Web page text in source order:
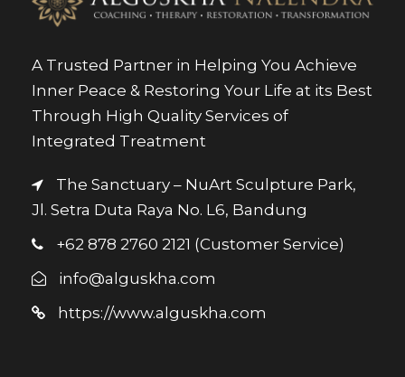
A Trusted Partner in Helping You Achieve
Inner Peace & Restoring Your Life at its Best
Through High Quality Services of
Integrated Treatment
The Sanctuary – NuArt Sculpture Park,
Jl. Setra Duta Raya No. L6, Bandung
+62 878 2760 2121 (Customer Service)
info@alguskha.com
https://www.alguskha.com